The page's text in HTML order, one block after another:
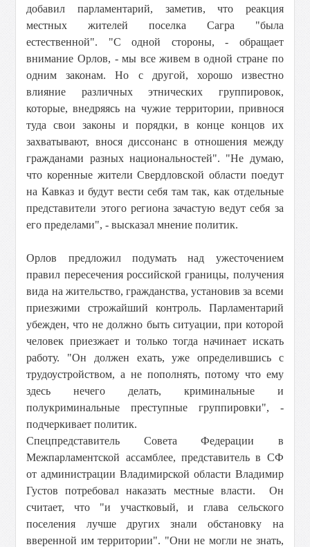
добавил парламентарий, заметив, что реакция
местных жителей поселка Сагра "была
естественной". "С одной стороны, - обращает
внимание Орлов, - мы все живем в одной стране по
одним законам. Но с другой, хорошо известно
влияние различных этнических группировок,
которые, внедряясь на чужие территории, привнося
туда свои законы и порядки, в конце концов их
захватывают, внося диссонанс в отношения между
гражданами разных национальностей". "Не думаю,
что коренные жители Свердловской области поедут
на Кавказ и будут вести себя там так, как отдельные
представители этого региона зачастую ведут себя за
его пределами", - высказал мнение политик.
Орлов предложил подумать над ужесточением
правил пересечения российской границы, получения
вида на жительство, гражданства, установив за всеми
приезжими строжайший контроль. Парламентарий
убежден, что не должно быть ситуации, при которой
человек приезжает и только тогда начинает искать
работу. "Он должен ехать, уже определившись с
трудоустройством, а не пополнять, потому что ему
здесь нечего делать, криминальные и
полукриминальные преступные группировки", -
подчеркивает политик.
Спецпредставитель Совета Федерации в
Межпарламентской ассамблее, представитель в СФ
от администрации Владимирской области Владимир
Густов потребовал наказать местные власти. Он
считает, что "и участковый, и глава сельского
поселения лучше других знали обстановку на
вверенной им территории". "Они не могли не знать,